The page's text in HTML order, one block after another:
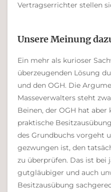
Vertragserrichter stellen
Unsere Meinung
Ein mehr als kurioser
überzeugenden Lösung
und den OGH. Die
Masseverwalters steht
Beinen, der OGH hat
praktische
des Grundbuchs vorgeht
gezwungen ist, den
zu überprüfen. Das ist bei
gutgläubiger und auch
Besitzausübung